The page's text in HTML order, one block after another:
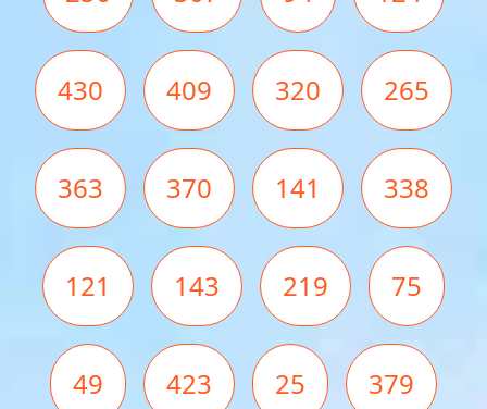
430 409 320 265
363 370 141 338
121 143 219 75
49 423 25 379